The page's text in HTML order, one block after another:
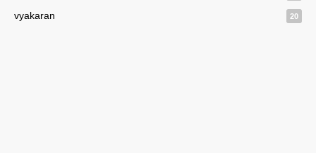
vyakaran 20